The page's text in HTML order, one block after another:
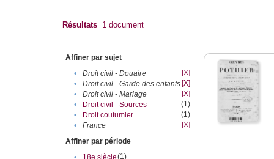
Résultats 1 document
Affiner par sujet
•
Droit civil - Douaire
[X]
•
Droit civil - Garde des enfants [X]
•
Droit civil - Mariage
[X]
•
Droit civil - Sources
(1)
•
Droit coutumier
(1)
•
France
[X]
Affiner par période
(1)